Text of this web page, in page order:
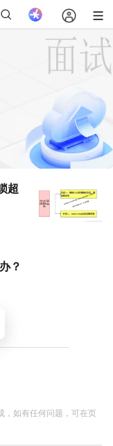
超
？
，如有任何问题，可在页